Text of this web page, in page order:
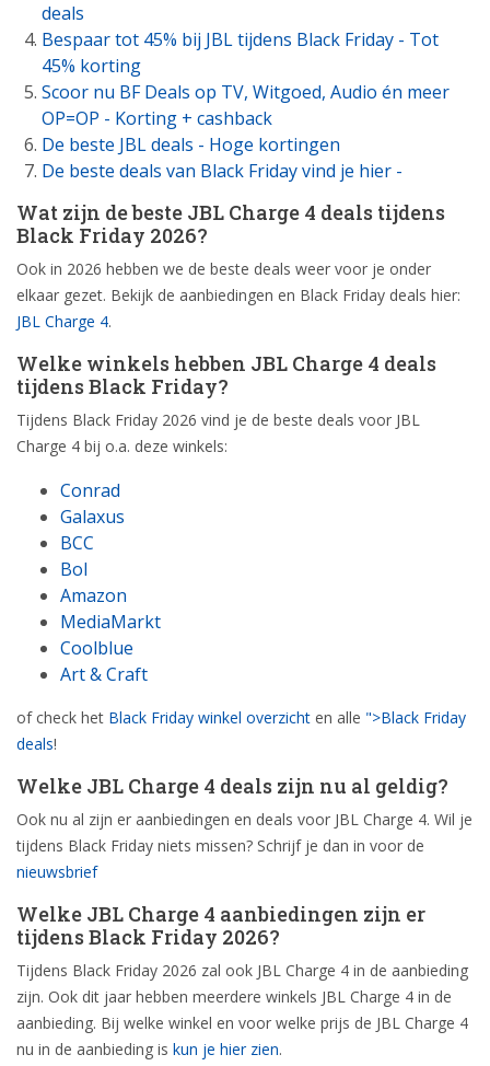
deals
Bespaar tot 45% bij JBL tijdens Black Friday - Tot
45% korting
Scoor nu BF Deals op TV, Witgoed, Audio én meer
OP=OP - Korting + cashback
De beste JBL deals - Hoge kortingen
De beste deals van Black Friday vind je hier -
Wat zijn de beste JBL Charge 4 deals tijdens
Black Friday 2026?
Ook in 2026 hebben we de beste deals weer voor je onder
elkaar gezet. Bekijk de aanbiedingen en Black Friday deals hier:
JBL Charge 4.
Welke winkels hebben JBL Charge 4 deals
tijdens Black Friday?
Tijdens Black Friday 2026 vind je de beste deals voor JBL
Charge 4 bij o.a. deze winkels:
Conrad
Galaxus
BCC
Bol
Amazon
MediaMarkt
Coolblue
Art & Craft
of check het Black Friday winkel overzicht en alle ">Black Friday
deals!
Welke JBL Charge 4 deals zijn nu al geldig?
Ook nu al zijn er aanbiedingen en deals voor JBL Charge 4. Wil je
tijdens Black Friday niets missen? Schrijf je dan in voor de
nieuwsbrief
Welke JBL Charge 4 aanbiedingen zijn er
tijdens Black Friday 2026?
Tijdens Black Friday 2026 zal ook JBL Charge 4 in de aanbieding
zijn. Ook dit jaar hebben meerdere winkels JBL Charge 4 in de
aanbieding. Bij welke winkel en voor welke prijs de JBL Charge 4
nu in de aanbieding is kun je hier zien.